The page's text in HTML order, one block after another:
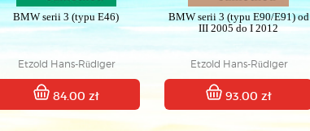
BMW serii 3 (typu E46)
Etzold Hans-Rüdiger
84.00 zł
BMW serii 3 (typu E90/E91) od
III 2005 do I 2012
Etzold Hans-Rüdiger
93.00 zł